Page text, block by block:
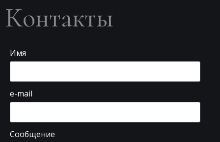
Контакты
Имя
e-mail
Сообщение